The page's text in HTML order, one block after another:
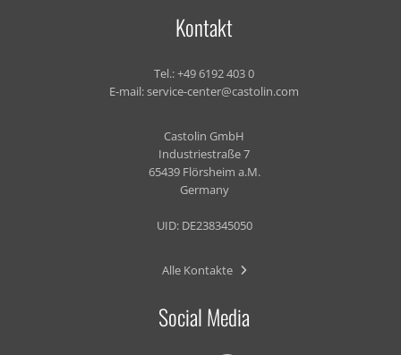
Kontakt
Tel.:+49 6192 403 0
E-mail:service-center@castolin.com
Castolin GmbH
Industriestraße 7
65439 Flörsheim a.M.
Germany
UID: DE238345050
Alle Kontakte
Social Media